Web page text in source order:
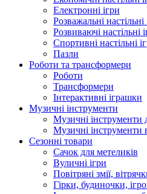
Електронні ігри
Розважальні настільні
Розвиваючі настільні
Спортивні настільні
Пазли
Роботи та трансформери
Роботи
Трансформери
Інтерактивні іграшки
Музичні інструменти
Музичні інструменти
Музичні інструменти
Сезонні товари
Сачок для метеликів
Вуличні ігри
Повітряні змії,
Гірки, будиночки,